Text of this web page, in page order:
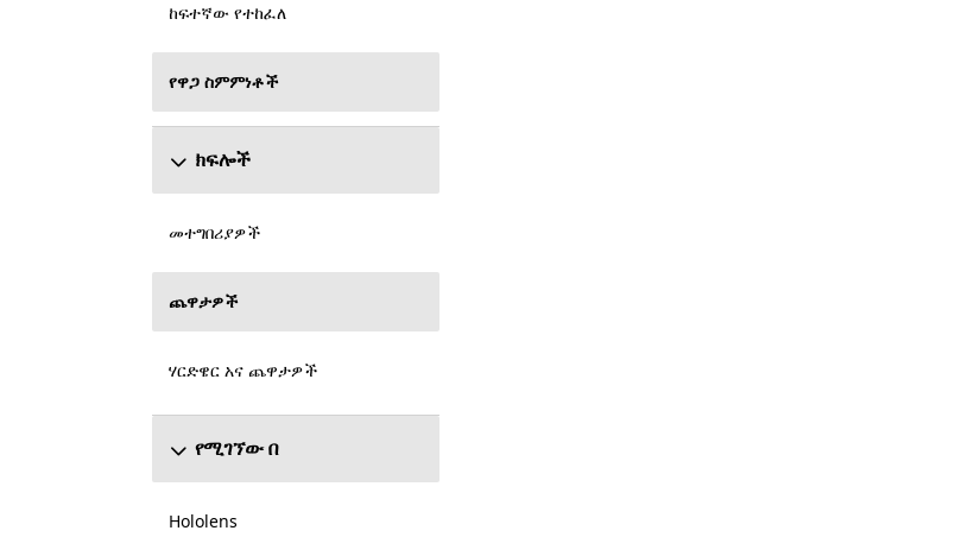
ከፍተኛው የተከፈለ
የዋጋ ስምምነቶች
ክፍሎች
መተግበሪያዎች
ጨዋታዎች
ሃርድዌር አና ጨዋታዎች
የሚገኘው በ
Hololens